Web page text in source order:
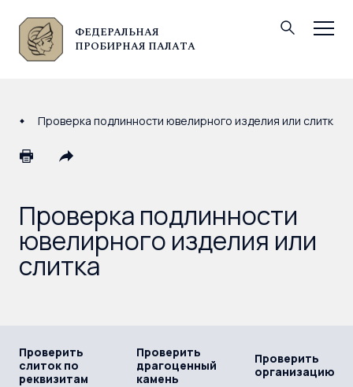
ФЕДЕРАЛЬНАЯ
ПРОБИРНАЯ ПАЛАТА
© Федеральная пробирная палата, 2026
Проверка подлинности ювелирного изделия или слитка
Проверка подлинности
ювелирного изделия или
слитка
Проверить
слиток по
реквизитам
Проверить
драгоценный
камень
Проверить
организацию